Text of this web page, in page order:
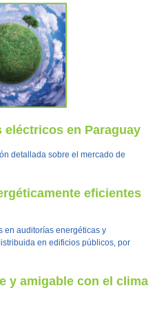
eléctricos en Paraguay
detallada sobre el mercado de
eficientes
en auditorías energéticas y
en edificios públicos, por
y amigable con el clima